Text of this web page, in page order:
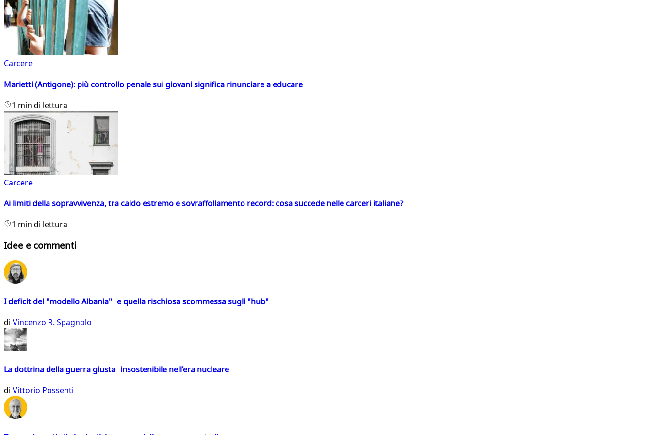
Carcere
Marietti (Antigone): più controllo penale sui giovani significa rinunciare a educare
1 min di lettura
Carcere
Ai limiti della sopravvivenza, tra caldo estremo e sovraffollamento record: cosa succede nelle carceri italiane?
1 min di lettura
Idee e commenti
I deficit del "modello Albania" e quella rischiosa scommessa sugli "hub"
di Vincenzo R. Spagnolo
La dottrina della guerra giusta insostenibile nell’era nucleare
di Vittorio Possenti